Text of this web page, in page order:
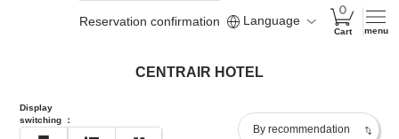
Reservation confirmation Language
Cart menu
CENTRAIR HOTEL
Display
switching ：